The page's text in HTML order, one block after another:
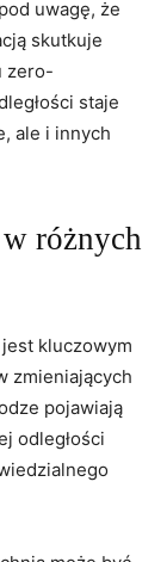
uwagę, że
skutkuje
zero-
staje
ale i innych
różnych
kluczowym
zmieniających
pojawiają
odległości